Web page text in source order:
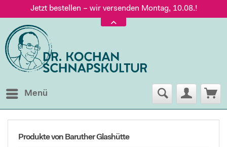
Jetzt bestellen – wir versenden Montag, 10.08.!
Versand nur 5,60 €, gratis ab 95 € Warenwert
Jetzt bestellen – wir versenden Montag, 10.08.!
Menü
Produkte von Baruther Glashütte